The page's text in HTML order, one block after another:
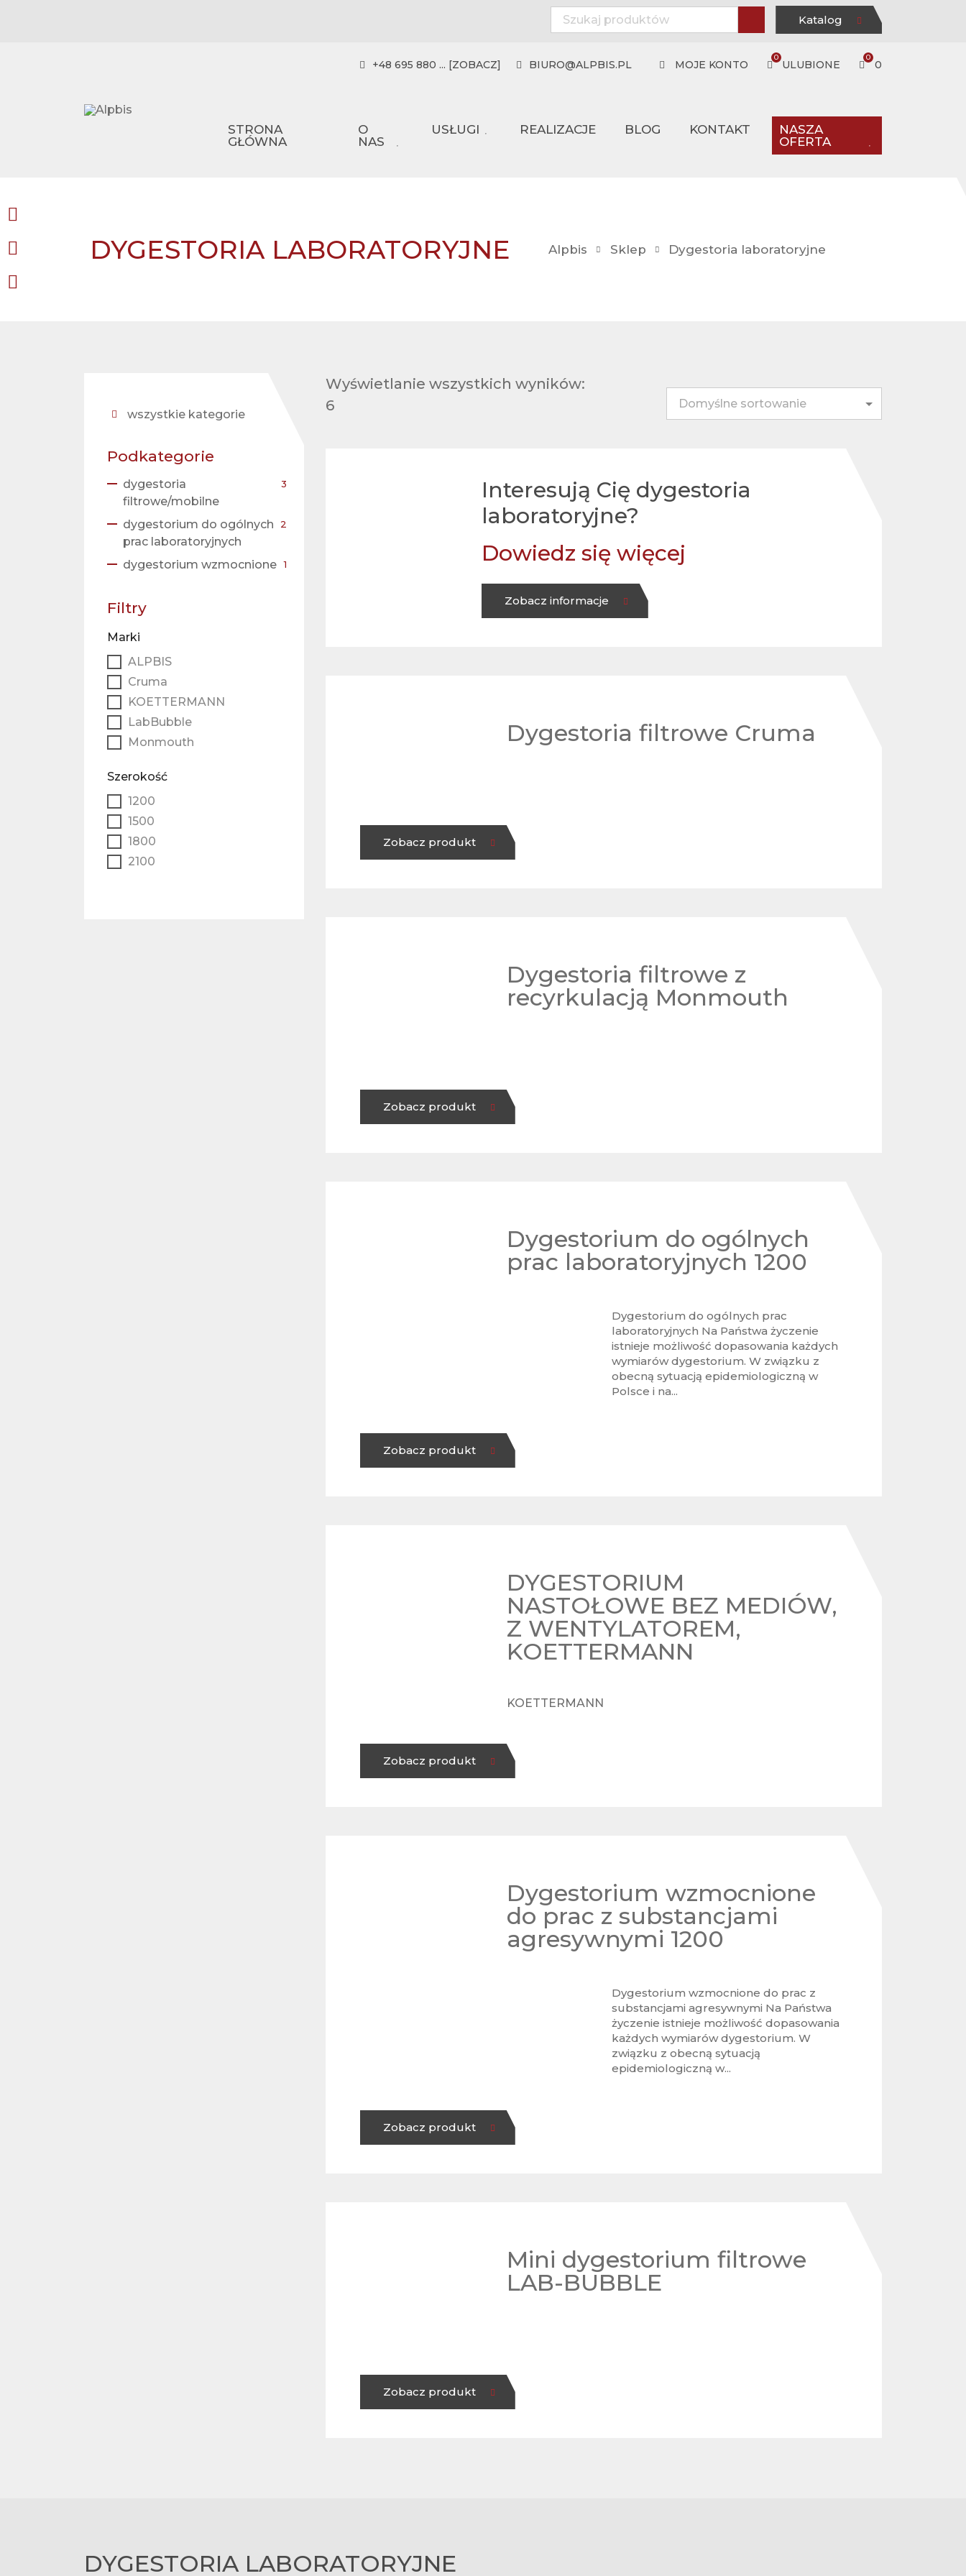
Katalog
+48 695 880 ... [ZOBACZ] BIURO@ALPBIS.PL MOJE KONTO
0
ULUBIONE
0
0
STRONA
GŁÓWNA
O
NAS
USŁUGI REALIZACJE BLOG KONTAKT
NASZA
OFERTA
DYGESTORIA LABORATORYJNE Alpbis Sklep Dygestoria laboratoryjne
DYGESTORIA LABORATORYJNE
Wyświetlanie wszystkich wyników:
6
Interesują Cię dygestoria
laboratoryjne?
Dowiedz się więcej
Zobacz informacje
Dygestoria filtrowe Cruma
Zobacz produkt
Dygestoria filtrowe z
recyrkulacją Monmouth
Zobacz produkt
Dygestorium do ogólnych
prac laboratoryjnych 1200
Dygestorium do ogólnych prac
laboratoryjnych Na Państwa życzenie
istnieje możliwość dopasowania każdych
wymiarów dygestorium. W związku z
obecną sytuacją epidemiologiczną w
Polsce i na...
Zobacz produkt
DYGESTORIUM
NASTOŁOWE BEZ MEDIÓW,
Z WENTYLATOREM,
KOETTERMANN
KOETTERMANN
Zobacz produkt
Dygestorium wzmocnione
do prac z substancjami
agresywnymi 1200
Dygestorium wzmocnione do prac z
substancjami agresywnymi Na Państwa
życzenie istnieje możliwość dopasowania
każdych wymiarów dygestorium. W
związku z obecną sytuacją
epidemiologiczną w...
Zobacz produkt
Mini dygestorium filtrowe
LAB-BUBBLE
Zobacz produkt
wszystkie kategorie
Podkategorie
dygestoria
filtrowe/mobilne
3
dygestorium do ogólnych
prac laboratoryjnych
2
dygestorium wzmocnione 1
Filtry
Marki
ALPBIS
Cruma
KOETTERMANN
LabBubble
Monmouth
Szerokość
1200
1500
1800
2100